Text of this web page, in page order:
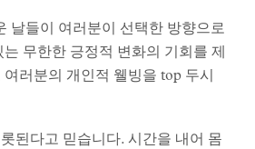
날들이 여러분이 선택한 방향으로
무한한 긍정적 변화의 기회를 제
러분의 개인적 웰빙을 top 두시
된다고 믿습니다. 시간을 내어 몸